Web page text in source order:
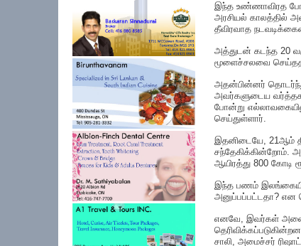
இந்த உண்ணாவிரத
அரசியல் காலத்தில்
தீவிரவாத
அத்துடன் கடந்த 20
மூளைச்சலவை
அதன்பின்னர்
அவர்களுடைய வர்த்தக
போன்று
செய்துள்ளார்.
இதனிடையே, 21ஆம்
சந்தேகிக்கின்றோம்.
ஆயிரத்து 800 கோடி
இந்த பணம் இலங்கையில்
அனுப்பப்பட்டதா? என
எனவே, இவர்கள்
சாலி, அமைச்சர்